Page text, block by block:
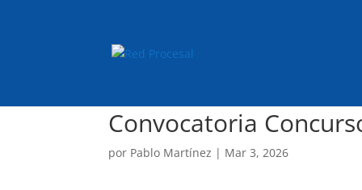
Convocatoria
por Pablo Martínez | Mar 3, 2026